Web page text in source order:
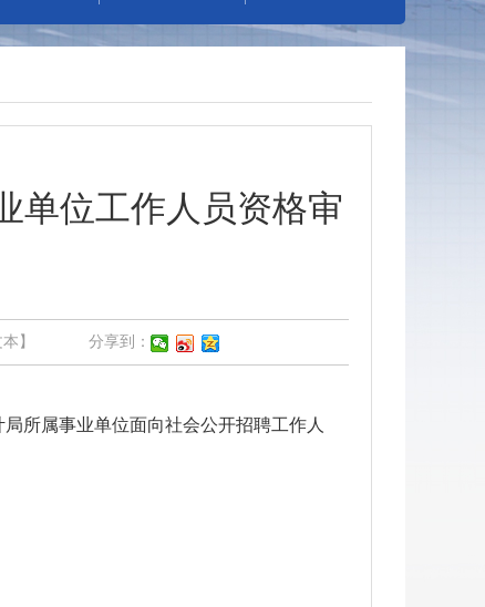
单位工作人员资格审
】 分享到：
所属事业单位面向社会公开招聘工作人